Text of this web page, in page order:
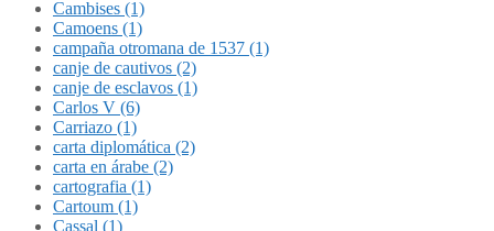
Cambises (1)
Camoens (1)
campaña otromana de 1537 (1)
canje de cautivos (2)
canje de esclavos (1)
Carlos V (6)
Carriazo (1)
carta diplomática (2)
carta en árabe (2)
cartografia (1)
Cartoum (1)
Cassal (1)